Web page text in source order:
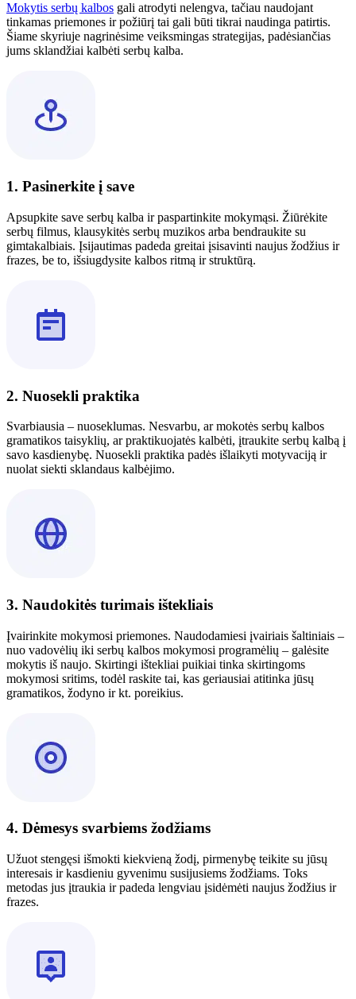
Mokytis serbų kalbos gali atrodyti nelengva, tačiau naudojant
tinkamas priemones ir požiūrį tai gali būti tikrai naudinga patirtis.
Šiame skyriuje nagrinėsime veiksmingas strategijas, padėsiančias
jums sklandžiai kalbėti serbų kalba.
1. Pasinerkite į save
Apsupkite save serbų kalba ir paspartinkite mokymąsi. Žiūrėkite
serbų filmus, klausykitės serbų muzikos arba bendraukite su
gimtakalbiais. Įsijautimas padeda greitai įsisavinti naujus žodžius ir
frazes, be to, išsiugdysite kalbos ritmą ir struktūrą.
2. Nuosekli praktika
Svarbiausia – nuoseklumas. Nesvarbu, ar mokotės serbų kalbos
gramatikos taisyklių, ar praktikuojatės kalbėti, įtraukite serbų kalbą į
savo kasdienybę. Nuosekli praktika padės išlaikyti motyvaciją ir
nuolat siekti sklandaus kalbėjimo.
3. Naudokitės turimais ištekliais
Įvairinkite mokymosi priemones. Naudodamiesi įvairiais šaltiniais –
nuo vadovėlių iki serbų kalbos mokymosi programėlių – galėsite
mokytis iš naujo. Skirtingi ištekliai puikiai tinka skirtingoms
mokymosi sritims, todėl raskite tai, kas geriausiai atitinka jūsų
gramatikos, žodyno ir kt. poreikius.
4. Dėmesys svarbiems žodžiams
Užuot stengęsi išmokti kiekvieną žodį, pirmenybę teikite su jūsų
interesais ir kasdieniu gyvenimu susijusiems žodžiams. Toks
metodas jus įtraukia ir padeda lengviau įsidėmėti naujus žodžius ir
frazes.